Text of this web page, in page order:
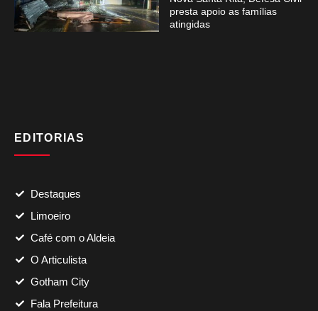
presta apoio as famílias
atingidas
EDITORIAS
Destaques
Limoeiro
Café com o Aldeia
O Articulista
Gotham City
Fala Prefeitura